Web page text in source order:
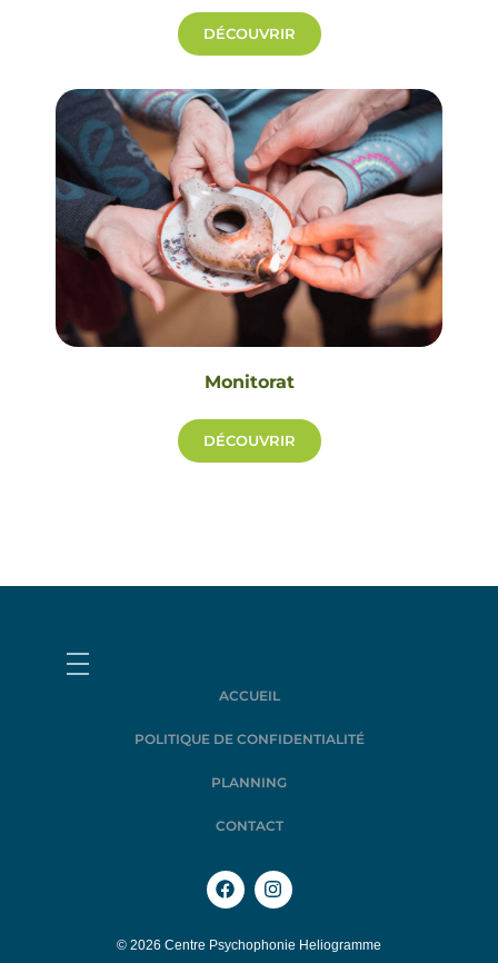
DÉCOUVRIR
Monitorat
DÉCOUVRIR
ACCUEIL
POLITIQUE DE CONFIDENTIALITÉ
PLANNING
CONTACT
© 2026 Centre Psychophonie Heliogramme